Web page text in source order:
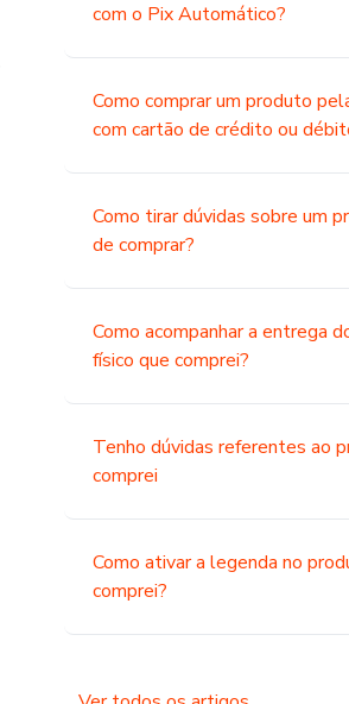
com o Pix Automático?
Como comprar um produto
com cartão de crédito ou
Como tirar dúvidas sobre um
de comprar?
Como acompanhar a entrega
físico que comprei?
Tenho dúvidas referentes ao
comprei
Como ativar a legenda no
comprei?